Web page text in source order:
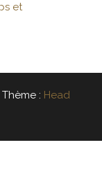
et
Thème : Head